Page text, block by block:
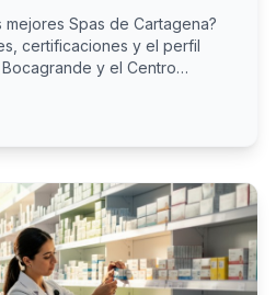
mejores Spas de Cartagena?
certificaciones y el perfil
y el Centro